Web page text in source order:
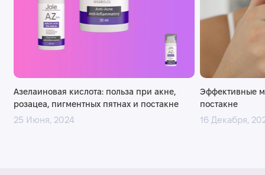
Азелаиновая кислота: польза при акне,
розацеа, пигментных пятнах и постакне
25 Июня, 2024
Эффективные
постакне
16 Декабря,